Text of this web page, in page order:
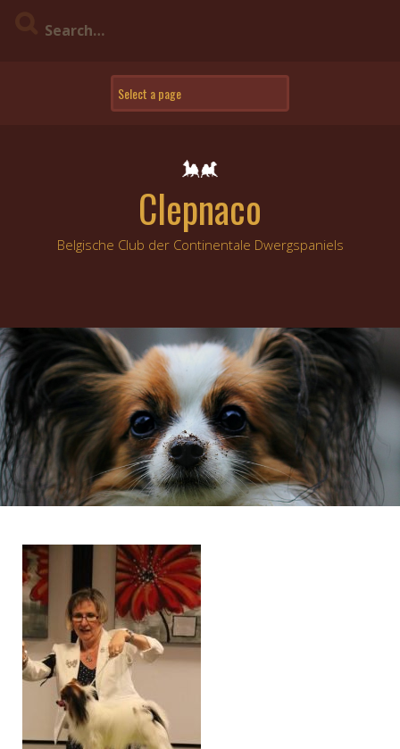
Clepnaco
Belgische Club der Continentale Dwergspaniels